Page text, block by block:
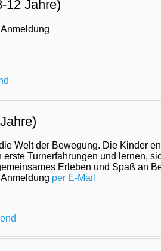
12 Jahre)
Welt der Bewegung. Die Kinder
Turnerfahrungen und lernen,
Erleben und Spaß an
per E-Mail